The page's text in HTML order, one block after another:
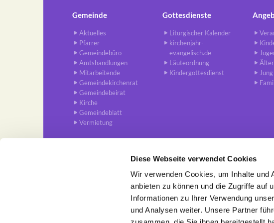
Diese Webseite verwendet Cookies
Wir verwenden Cookies, um Inhalte und
anbieten zu können und die Zugriffe auf
Informationen zu Ihrer Verwendung
und Analysen weiter. Unsere Partner
Gemeinde
Aktuelles
Pfarrer
Gemeindebüro
Amtshandlungen
Mitarbeitende
Gemeindekirchenrat
Gemeindebeirat
Kirche
Gemeindeblatt
Vermietung
Gottesdienste
Liturgischer Kalender
kirchenjahr-
evangelisch.de
Läuteordnung
Kindergottesdienst
Ev. Trinitatis-Kirchengemeinde Berlin-